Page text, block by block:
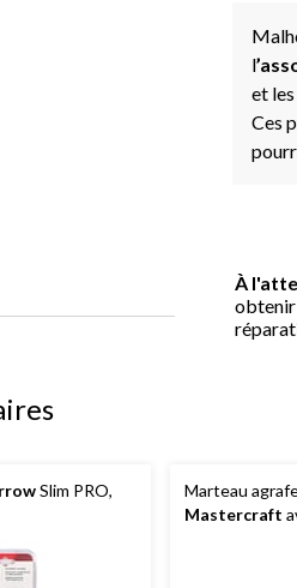
l
et
Ces
À
obtenir
Slim PRO,
Marteau
Mastercraft